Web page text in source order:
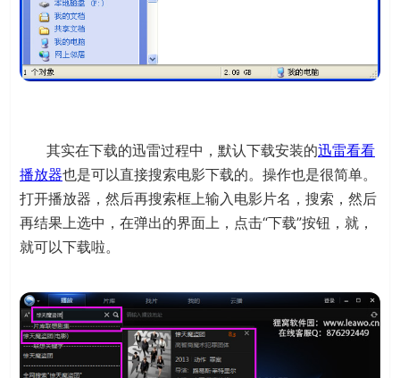
其实在下载的迅雷过程中，默认下载安装的迅雷看看
播放器也是可以直接搜索电影下载的。操作也是很简单。
打开播放器，然后再搜索框上输入电影片名，搜索，然后
再结果上选中，在弹出的界面上，点击“下载”按钮，就，
就可以下载啦。